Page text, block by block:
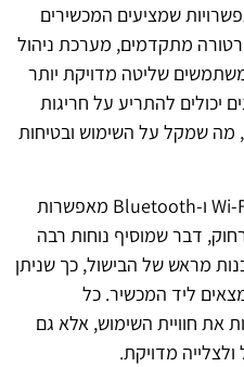
שמציעים המכשירים
מתקדמים, מערכת ניהול
שליטה מדויקת יותר
יכולים להתריע על חריגות
מה שמקל על השימוש ובטיחות
בנוסף, טכנולוגיות חיבוריות כמו Wi-Fi ו-Bluetooth מאפשרות
דבר שמוסיף נוחות רבה
מראש של הבישול, כך שניתן
ליד המכשיר. כל
את חוויית השימוש, אלא גם
מדויקת.